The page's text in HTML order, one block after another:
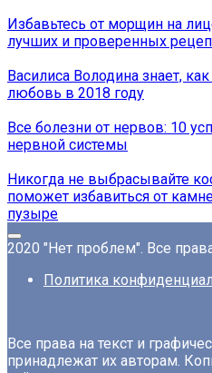
Избавьтесь от морщин на
лучших и проверенных
Василиса Володина знает,
любовь в 2018 году
Все болезни от нервов: 10
нервной системы
Никогда не выбрасывайте
поможет избавиться от
пузыре
2020 "Нет проблем". Все
Политика
Все права на текст и
принадлежат их авторам.